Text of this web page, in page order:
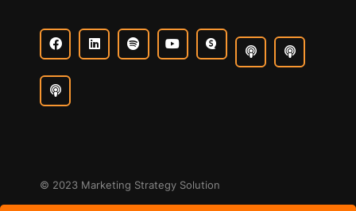
© 2023 Marketing Strategy Solution